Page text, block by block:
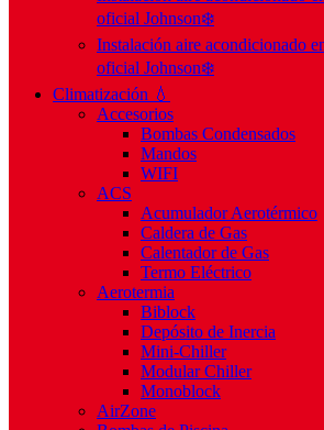
oficial Johnson❄️
Instalación aire acondicionado
oficial Johnson❄️
Climatización 💧
Accesorios
Bombas Condensados
Mandos
WIFI
ACS
Acumulador Aerotérmico
Caldera de Gas
Calentador de Gas
Termo Eléctrico
Aerotermia
Biblock
Depósito de Inercia
Mini-Chiller
Modular Chiller
Monoblock
AirZone